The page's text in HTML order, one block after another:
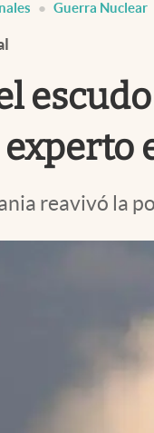
Guerra Nuclear
reavivó la